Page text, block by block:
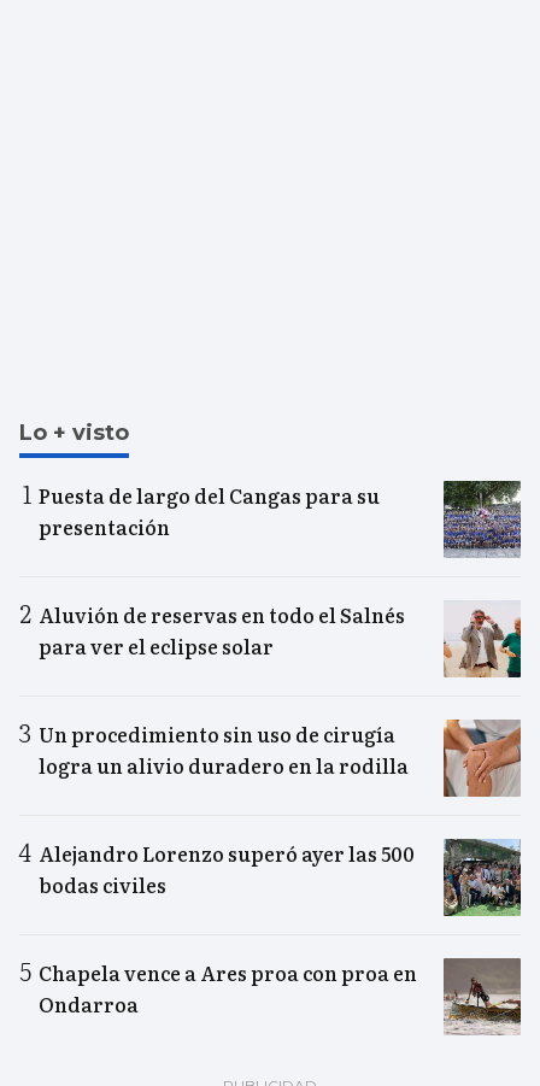
Lo + visto
Puesta de largo del Cangas para su
presentación
Aluvión de reservas en todo el Salnés
para ver el eclipse solar
Un procedimiento sin uso de cirugía
logra un alivio duradero en la rodilla
Alejandro Lorenzo superó ayer las 500
bodas civiles
Chapela vence a Ares proa con proa en
Ondarroa